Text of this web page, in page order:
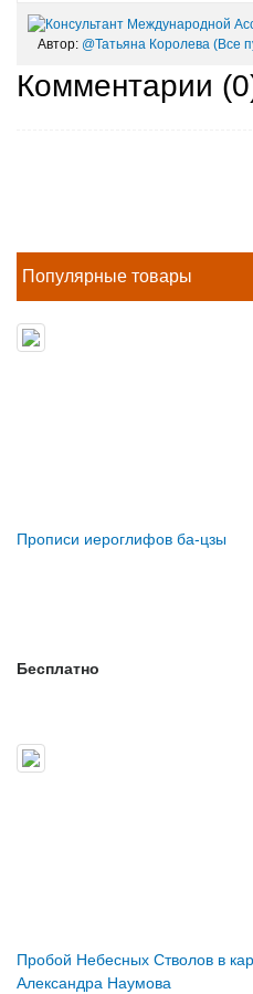
Автор: @Татьяна Королева (Все
Комментарии (0
Популярные товары
Прописи иероглифов ба-цзы
Бесплатно
Пробой Небесных Стволов в
Александра Наумова